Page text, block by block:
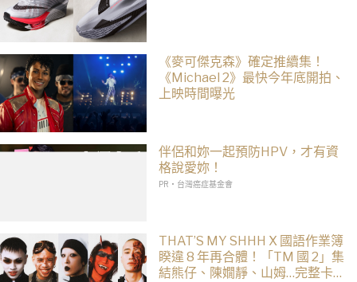
《麥可傑克森》確定推續集！
《Michael 2》最快今年底開拍、
上映時間曝光
伴侶和妳一起預防HPV，才有資
格說愛妳！
PR・台灣癌症基金會
THAT’S MY SHHH X 國語作業簿
睽違 8 年再合體！「TM 國 2」集
結熊仔、陳嫺靜、山姆…完整卡